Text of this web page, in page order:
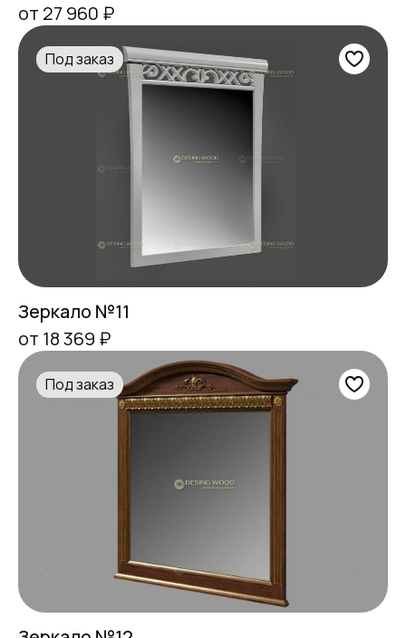
от 27 960 ₽
Под заказ
Зеркало №11
от 18 369 ₽
Под заказ